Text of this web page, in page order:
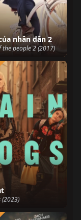
nhân dân 2
the people 2 (2017)
(2023)